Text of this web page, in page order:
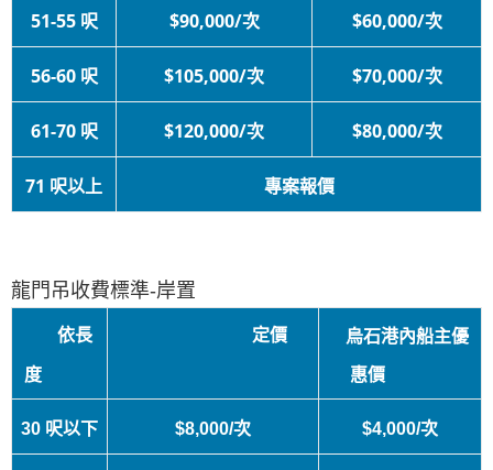
51-55 呎 $90,000/次 $60,000/次
56-60 呎 $105,000/次 $70,000/次
61-70 呎 $120,000/次 $80,000/次
71 呎以上 專案報價
龍門吊收費標準-岸置
依長
度
定價 烏石港內船主優
惠價
30 呎以下 $8,000/次 $4,000/次